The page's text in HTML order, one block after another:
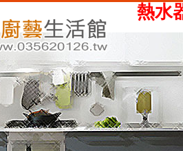
熱水器、瓦斯爐